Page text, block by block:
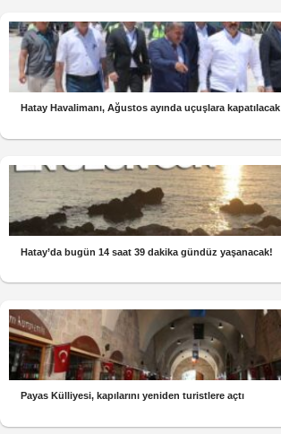
Hatay Havalimanı, Ağustos ayında uçuşlara kapatılacak
Hatay’da bugün 14 saat 39 dakika gündüz yaşanacak!
Payas Külliyesi, kapılarını yeniden turistlere açtı